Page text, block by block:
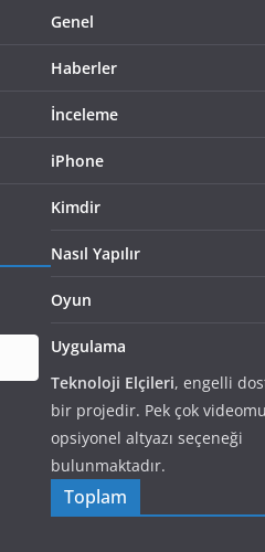
Genel
Haberler
İnceleme
iPhone
Kimdir
Nasıl Yapılır
Oyun
Uygulama
Teknoloji Elçileri, engelli
bir projedir. Pek çok
opsiyonel altyazı seçeneği
bulunmaktadır.
Toplam